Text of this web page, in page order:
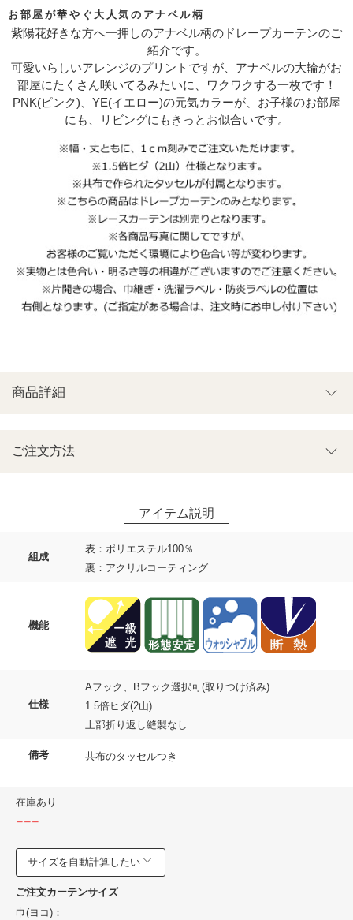
お部屋が華やぐ大人気のアナベル柄
組成
表：ポリエステル100％
裏：アクリルコーティング
機能
仕様
Aフック、Bフック選択可(取りつけ済み)
1.5倍ヒダ(2山)
上部折り返し縫製なし
備考 共布のタッセルつき
在庫あり
---
サイズを自動計算したい
ご注文カーテンサイズ
巾(ヨコ)：
紫陽花好きな方へ一押しのアナベル柄のドレープカーテンのご
紹介です。
可愛いらしいアレンジのプリントですが、アナベルの大輪がお
部屋にたくさん咲いてるみたいに、ワクワクする一枚です！
PNK(ピンク)、YE(イエロー)の元気カラーが、お子様のお部屋
にも、リビングにもきっとお似合いです。
ご注文方法
商品詳細